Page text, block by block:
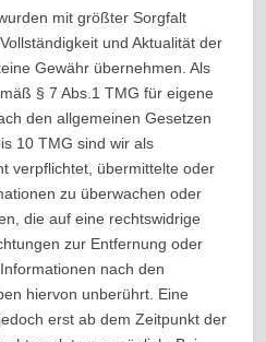
mit größter Sorgfalt
und Aktualität der
Gewähr übernehmen. Als
§ 7 Abs.1 TMG für eigene
den allgemeinen Gesetzen
10 TMG sind wir als
verpflichtet, übermittelte oder
zu überwachen oder
die auf eine rechtswidrige
zur Entfernung oder
nach den
hiervon unberührt. Eine
erst ab dem Zeitpunkt der